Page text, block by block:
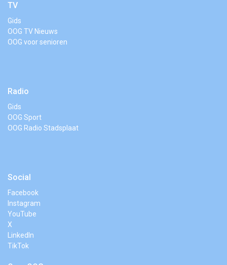
TV
Gids
OOG TV Nieuws
OOG voor senioren
Radio
Gids
OOG Sport
OOG Radio Stadsplaat
Social
Facebook
Instagram
YouTube
X
LinkedIn
TikTok